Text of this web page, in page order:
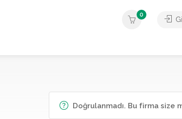
0
Doğrulanmadı. Bu firma size